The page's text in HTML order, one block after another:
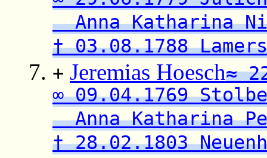
Anna Katharina
† 03.08.1788
+ Jeremias Hoesch≈
∞ 09.04.1769
Anna Katharina
† 28.02.1803